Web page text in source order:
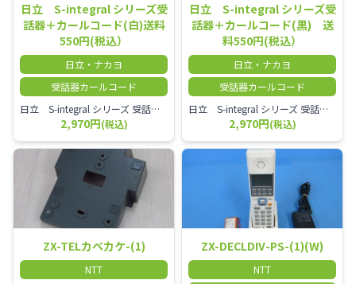
日立 S-integral シリーズ受
話器＋カールコード(白)送料
550円(税込）
日立・ナカヨ
受話器カールコード
日立 S-integral シリーズ 受話器＋カールコード セット（白）／本商品は中古品となります。 写真では分かりにくいキズ・汚れなどの使用感があります。 経年変化で日焼けの色味が強くなる場合がございます。 予めご理解・ご了承頂きますようお願いいたします。
2,970円(税込)
日立 S-integral シリーズ受
話器＋カールコード(黒) 送
料550円(税込）
日立・ナカヨ
受話器カールコード
日立 S-integral シリーズ 受話器＋カールコード セット（黒）／本商品は中古品となります。 写真では分かりにくいキズ・汚れなどの使用感があります。 経年変化で日焼けの色味が強くなる場合がございます。 予めご理解・ご了承頂きますようお願いいたします。
2,970円(税込)
ZX-TELカベカケ-(1)
NTT
ZX-DECLDIV-PS-(1)(W)
NTT